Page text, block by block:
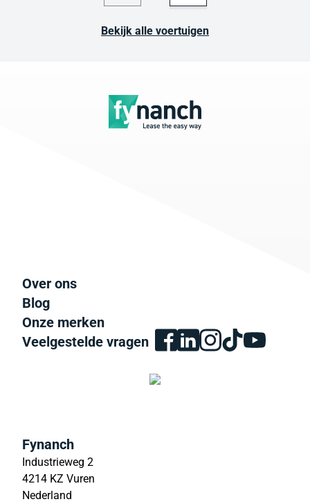
Bekijk alle voertuigen
Over ons
Blog
Onze merken
Veelgestelde vragen
Fynanch
Industrieweg 2
4214 KZ Vuren
Nederland